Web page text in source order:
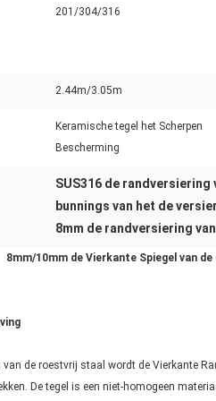
201/304/316
2.44m/3.05m
Keramische tegel het Scherpen
Bescherming
SUS316 de
bunnings van het de
8mm de randversiering
8mm/10mm de Vierkante Spiegel van
van de roestvrij staal wordt de Vierkante
De tegel is een niet-homogeen